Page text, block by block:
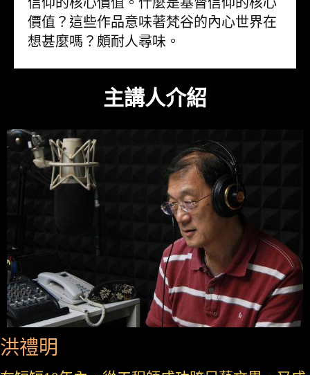
價值？這些作品意味著梵谷的內心世界在
想甚麼嗎？頗耐人尋味。
主講人介紹
洪禮明